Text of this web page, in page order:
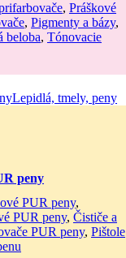
, Práškové
, Pigmenty a bázy,
beloba, Tónovacie
Lepidlá, tmely, peny
peny
PUR peny,
PUR peny, Čističe a
PUR peny, Pištole